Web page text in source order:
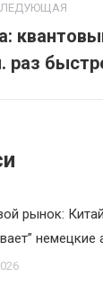
Следующая
запись:
раз
рынок:
немецкие